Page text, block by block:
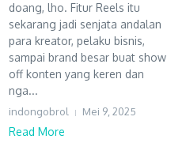
doang, lho. Fitur Reels itu
sekarang jadi senjata andalan
para kreator, pelaku bisnis,
sampai brand besar buat show
off konten yang keren dan
nga...
indongobrol Mei 9, 2025
Read More